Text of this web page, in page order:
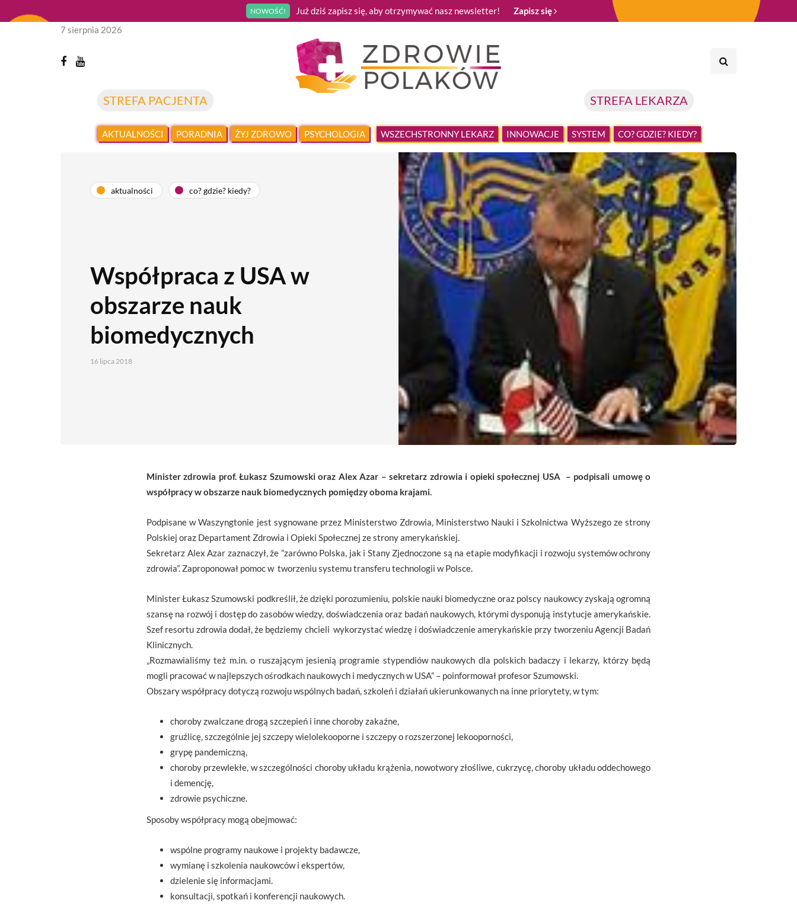
NOWOŚĆ! Już dziś zapisz się, aby otrzymywać nasz newsletter! Zapisz się
STREFA PACJENTA STREFA LEKARZA
7 sierpnia 2026
AKTUALNOŚCI PORADNIA ŻYJ ZDROWO PSYCHOLOGIA WSZECHSTRONNY LEKARZ INNOWACJE SYSTEM CO? GDZIE? KIEDY?
aktualności co? gdzie? kiedy?
Współpraca z USA w
obszarze nauk
biomedycznych
16 lipca 2018
Minister zdrowia prof. Łukasz Szumowski oraz Alex Azar – sekretarz zdrowia i opieki społecznej USA – podpisali umowę o
współpracy w obszarze nauk biomedycznych pomiędzy oboma krajami.
Podpisane w Waszyngtonie jest sygnowane przez Ministerstwo Zdrowia, Ministerstwo Nauki i Szkolnictwa Wyższego ze strony
Polskiej oraz Departament Zdrowia i Opieki Społecznej ze strony amerykańskiej.
Sekretarz Alex Azar zaznaczył, że ”zarówno Polska, jak i Stany Zjednoczone są na etapie modyfikacji i rozwoju systemów ochrony
zdrowia”. Zaproponował pomoc w tworzeniu systemu transferu technologii w Polsce.
Minister Łukasz Szumowski podkreślił, że dzięki porozumieniu, polskie nauki biomedyczne oraz polscy naukowcy zyskają ogromną
szansę na rozwój i dostęp do zasobów wiedzy, doświadczenia oraz badań naukowych, którymi dysponują instytucje amerykańskie.
Szef resortu zdrowia dodał, że będziemy chcieli wykorzystać wiedzę i doświadczenie amerykańskie przy tworzeniu Agencji Badań
Klinicznych.
„Rozmawialiśmy też m.in. o ruszającym jesienią programie stypendiów naukowych dla polskich badaczy i lekarzy, którzy będą
mogli pracować w najlepszych ośrodkach naukowych i medycznych w USA” – poinformował profesor Szumowski.
Obszary współpracy dotyczą rozwoju wspólnych badań, szkoleń i działań ukierunkowanych na inne priorytety, w tym:
choroby zwalczane drogą szczepień i inne choroby zakaźne,
gruźlicę, szczególnie jej szczepy wielolekooporne i szczepy o rozszerzonej lekooporności,
grypę pandemiczną,
choroby przewlekłe, w szczególności choroby układu krążenia, nowotwory złośliwe, cukrzycę, choroby układu oddechowego
i demencję,
zdrowie psychiczne.
Sposoby współpracy mogą obejmować:
wspólne programy naukowe i projekty badawcze,
wymianę i szkolenia naukowców i ekspertów,
dzielenie się informacjami.
konsultacji, spotkań i konferencji naukowych.